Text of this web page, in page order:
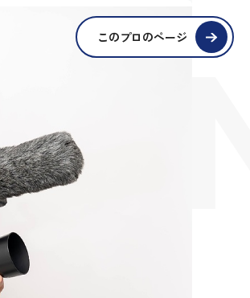
このプロのページ